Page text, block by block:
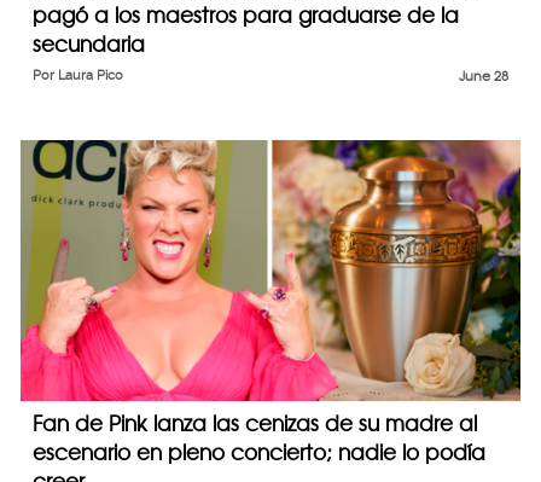
pagó a los maestros para graduarse de la
secundaria
June 28
Por Laura Pico
Fan de Pink lanza las cenizas de su madre al
escenario en pleno concierto; nadie lo podía